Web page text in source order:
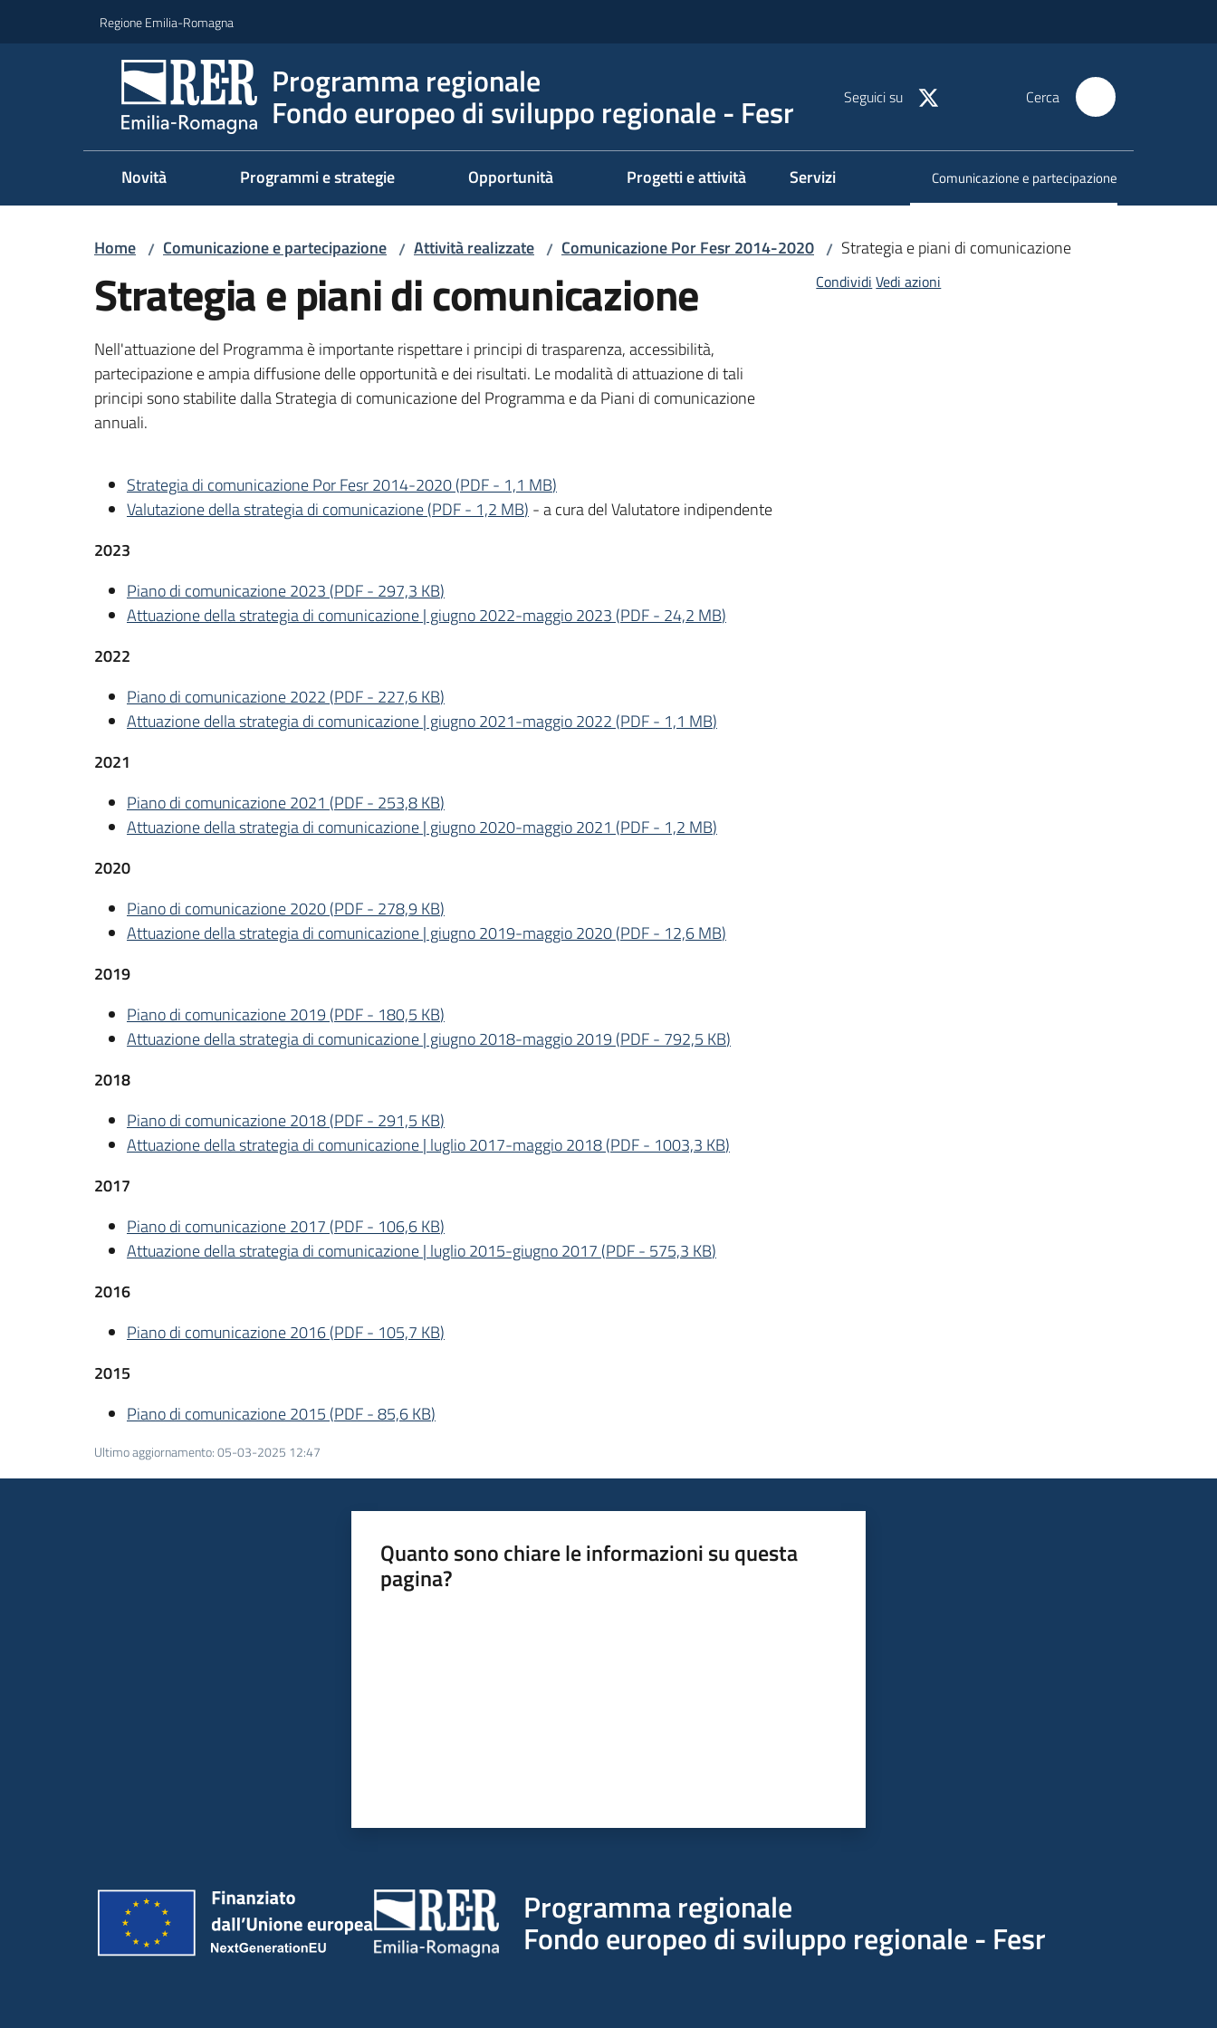
Regione Emilia-Romagna
Programma regionale
Fondo europeo di sviluppo regionale - Fesr Seguici su Cerca
Novità Programmi e strategie Opportunità Progetti e attività Servizi Comunicazione e partecipazione
Menu selezionato
Home / Comunicazione e partecipazione / Attività realizzate / Comunicazione Por Fesr 2014-2020 / Strategia e piani di comunicazione
Strategia e piani di comunicazione
Nell'attuazione del Programma è importante rispettare i principi di trasparenza, accessibilità,
partecipazione e ampia diffusione delle opportunità e dei risultati. Le modalità di attuazione di tali
principi sono stabilite dalla Strategia di comunicazione del Programma e da Piani di comunicazione
annuali.
Condividi Vedi azioni
Strategia di comunicazione Por Fesr 2014-2020(PDF- 1,1 MB)
Valutazione della strategia di comunicazione(PDF- 1,2 MB) - a cura del Valutatore indipendente
2023
Piano di comunicazione 2023 (PDF- 297,3 KB)
Attuazione della strategia di comunicazione | giugno 2022-maggio 2023 (PDF- 24,2 MB)
2022
Piano di comunicazione 2022 (PDF- 227,6 KB)
Attuazione della strategia di comunicazione | giugno 2021-maggio 2022 (PDF- 1,1 MB)
2021
Piano di comunicazione 2021 (PDF- 253,8 KB)
Attuazione della strategia di comunicazione | giugno 2020-maggio 2021 (PDF- 1,2 MB)
2020
Piano di comunicazione 2020(PDF- 278,9 KB)
Attuazione della strategia di comunicazione | giugno 2019-maggio 2020(PDF- 12,6 MB)
2019
Piano di comunicazione 2019 (PDF- 180,5 KB)
Attuazione della strategia di comunicazione | giugno 2018-maggio 2019 (PDF- 792,5 KB)
2018
Piano di comunicazione 2018(PDF- 291,5 KB)
Attuazione della strategia di comunicazione | luglio 2017-maggio 2018(PDF- 1003,3 KB)
2017
Piano di comunicazione 2017 (PDF- 106,6 KB)
Attuazione della strategia di comunicazione | luglio 2015-giugno 2017 (PDF- 575,3 KB)
2016
Piano di comunicazione 2016(PDF- 105,7 KB)
2015
Piano di comunicazione 2015 (PDF-85,6 KB)
Ultimo aggiornamento:05-03-2025 12:47
Quanto sono chiare le informazioni su questa
pagina?
Programma regionale
Fondo europeo di sviluppo regionale - Fesr